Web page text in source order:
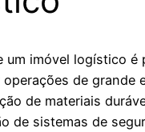
um imóvel logístico é
de grande
de materiais
de sistemas de